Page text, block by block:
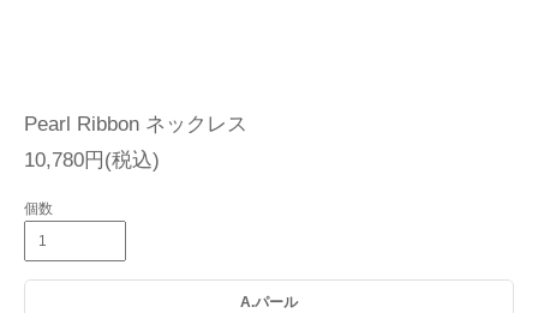
Pearl Ribbon ネックレス
10,780円(税込)
個数
A.パール